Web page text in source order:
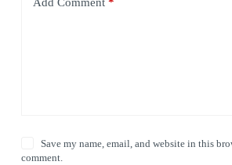
Save my name, email, and website in this
comment.